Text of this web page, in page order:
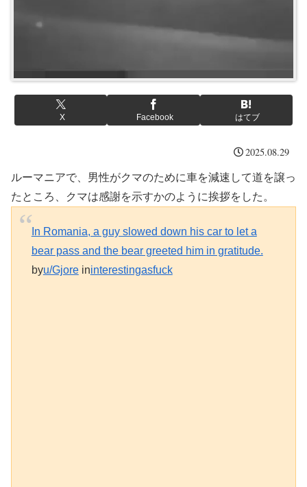
X Facebook はてブ
2025.08.29
ルーマニアで、男性がクマのために車を減速して道を譲っ
たところ、クマは感謝を示すかのように挨拶をした。
In Romania, a guy slowed down his car to let a
bear pass and the bear greeted him in gratitude.
byu/Gjoreininterestingasfuck